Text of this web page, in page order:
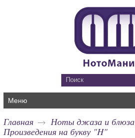
Меню
Главная
Ноты джаза и блюза
Произведения на букву "H"